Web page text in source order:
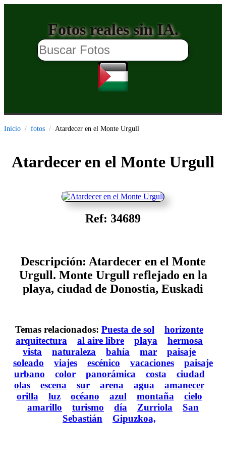
Fotos reales sin IA.
Inicio fotos Atardecer en el Monte Urgull
Atardecer en el Monte Urgull
Ref: 34689
Descripción: Atardecer en el Monte
Urgull. Monte Urgull reflejado en la
playa, ciudad de Donostia, Euskadi
Temas relacionados: Puesta de sol
horizonte
arquitectura
al aire libre playa
hermosa
vista
naturaleza bahía mar
paisaje
soleado
viajes escénico vacaciones
paisaje
urbano
color panorámica costa
ciudad
olas
escena sur arena agua
amanecer
orilla
luz océano azul montaña
cielo
amarillo
turismo día Zurriola
San
Sebastián
Gipuzkoa,